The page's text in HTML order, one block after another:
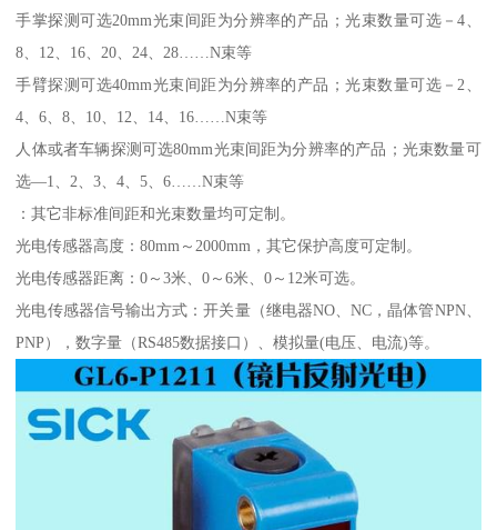
手掌探测可选20mm光束间距为分辨率的产品；光束数量可选－4、
8、12、16、20、24、28……N束等
手臂探测可选40mm光束间距为分辨率的产品；光束数量可选－2、
4、6、8、10、12、14、16……N束等
人体或者车辆探测可选80mm光束间距为分辨率的产品；光束数量可
选—1、2、3、4、5、6……N束等
：其它非标准间距和光束数量均可定制。
光电传感器高度：80mm～2000mm，其它保护高度可定制。
光电传感器距离：0～3米、0～6米、0～12米可选。
光电传感器信号输出方式：开关量（继电器NO、NC，晶体管NPN、
PNP），数字量（RS485数据接口）、模拟量(电压、电流)等。